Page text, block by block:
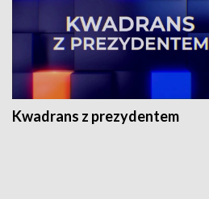
Kwadrans z prezydentem